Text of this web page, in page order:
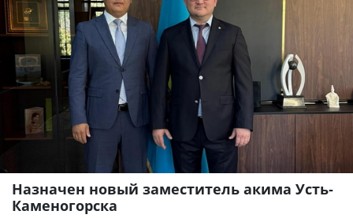
Назначен новый заместитель акима Усть-
Каменогорска